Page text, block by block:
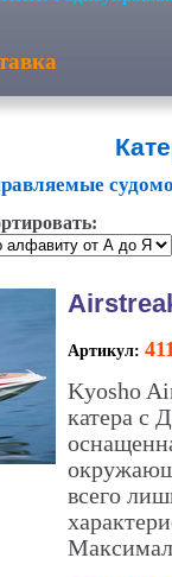
Артикул:
Kyosho
катера с
всего